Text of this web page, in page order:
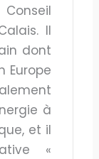
Il
dont
Europe
à
et il
«